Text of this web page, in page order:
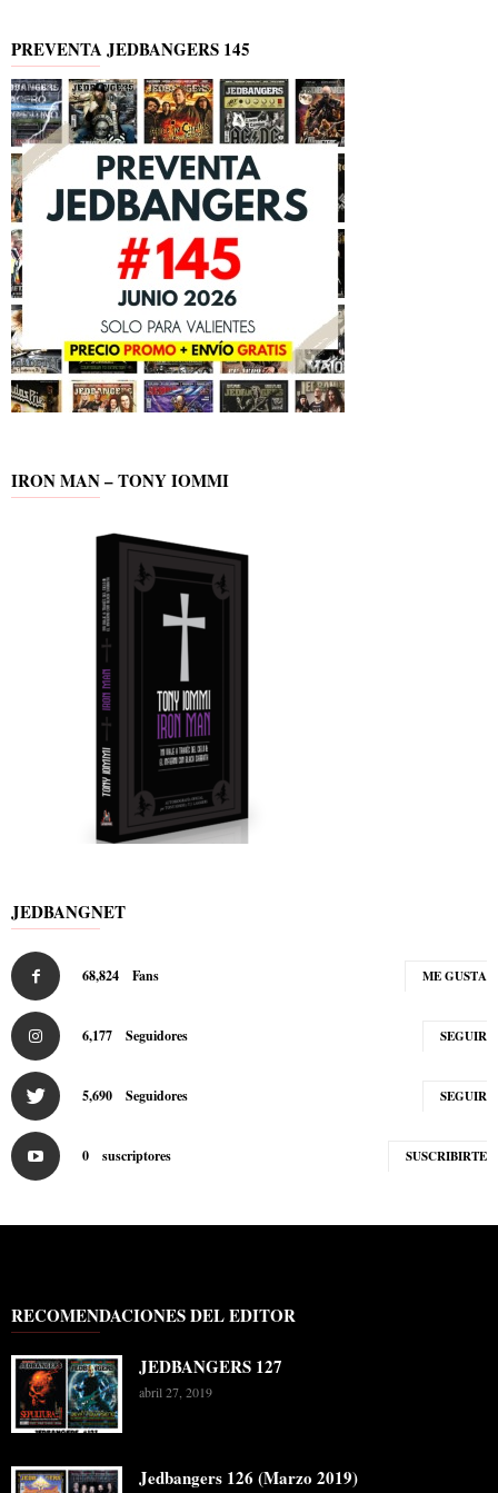
PREVENTA JEDBANGERS 145
IRON MAN – TONY IOMMI
JEDBANGNET
68,824 Fans ME GUSTA
6,177 Seguidores SEGUIR
5,690 Seguidores SEGUIR
0 suscriptores SUSCRIBIRTE
RECOMENDACIONES DEL EDITOR
JEDBANGERS 127
abril 27, 2019
Jedbangers 126 (Marzo 2019)